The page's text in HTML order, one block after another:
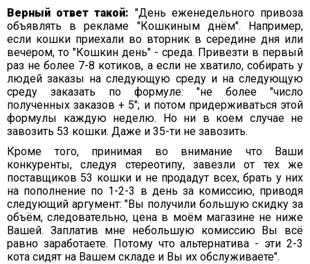
Верный ответ такой: "День еженедельного привоза
объявлять в рекламе "Кошкиным днём". Например,
если кошки приехали во вторник в середине дня или
вечером, то "Кошкин день" - среда. Привезти в первый
раз не более 7-8 котиков, а если не хватило, собирать у
людей заказы на следующую среду и на следующую
среду заказать по формуле: "не более "число
полученных заказов + 5"; и потом придерживаться этой
формулы каждую неделю. Но ни в коем случае не
завозить 53 кошки. Даже и 35-ти не завозить.
Кроме того, принимая во внимание что Ваши
конкуренты, следуя стереотипу, завезли от тех же
поставщиков 53 кошки и не продадут всех, брать у них
на пополнение по 1-2-3 в день за комиссию, приводя
следующий аргумент: "Вы получили большую скидку за
объём, следовательно, цена в моём магазине не ниже
Вашей. Заплатив мне небольшую комиссию Вы всё
равно заработаете. Потому что альтернатива - эти 2-3
кота сидят на Вашем складе и Вы их обслуживаете".